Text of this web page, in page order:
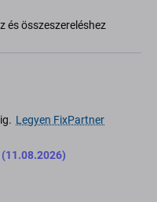
és összeszereléshez
Legyen FixPartner
(11.08.2026)